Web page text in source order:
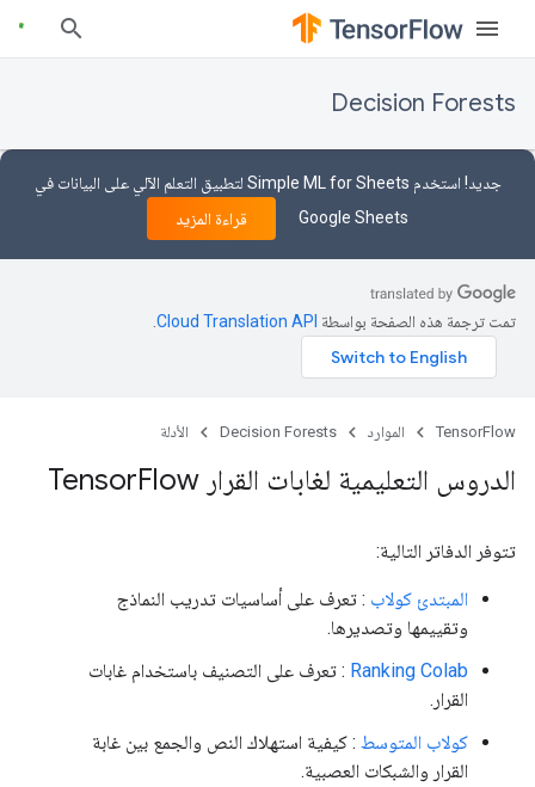
Decision Forests
جديد! استخدم Simple ML for Sheets لتطبيق التعلم الآلي على البيانات في
Google Sheets
قراءة المزيد
تمت ترجمة هذه الصفحة بواسطة Cloud Translation API‏
TensorFlow الموارد Decision Forests الأدلة
الدروس التعليمية لغابات القرار Tensor Flow
تتوفر الدفاتر التالية:
المبتدئ كولاب : تعرف على أساسيات تدريب النماذج
وتقييمها وتصديرها.
Ranking Colab : تعرف على التصنيف باستخدام غابات
القرار.
كولاب المتوسط : كيفية استهلاك النص والجمع بين غابة
القرار والشبكات العصبية.